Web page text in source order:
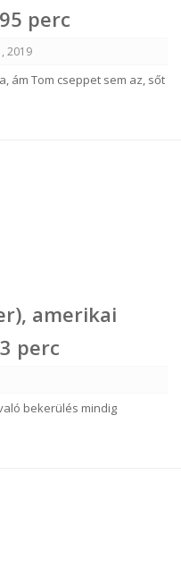
perc
2019
ám Tom cseppet sem az, sőt
amerikai
perc
bekerülés mindig